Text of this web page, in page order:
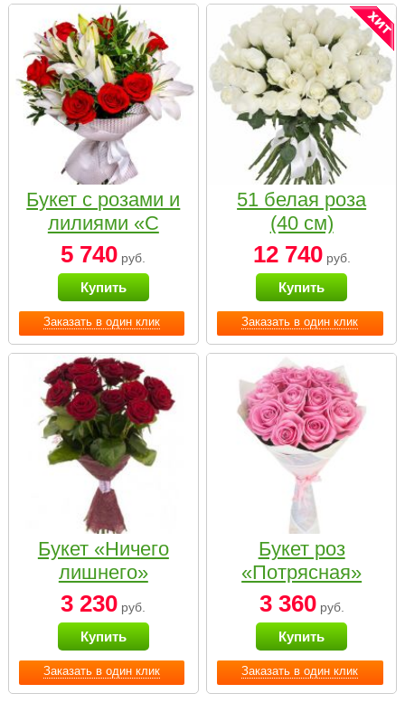
Заказать в один клик
Букет с розами и
лилиями «С
наилучшими
пожеланиями»
5 740 руб.
Купить
Заказать в один клик
51 белая роза
(40 см)
12 740руб.
Купить
Заказать в один клик
Букет «Ничего
лишнего»
3 230 руб.
Купить
Заказать в один клик
Букет роз
«Потрясная»
3 360руб.
Купить